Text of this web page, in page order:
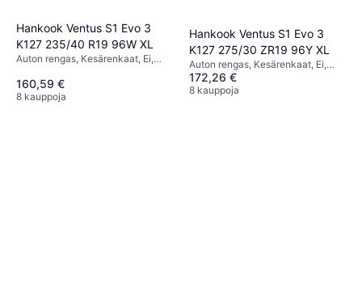
Hankook Ventus S1 Evo 3
K127 235/40 R19 96W XL
Auton rengas, Kesärenkaat, Ei,
160,59 €
8 kauppoja
Hankook Ventus S1 Evo 3
K127 275/30 ZR19 96Y XL
Auton rengas, Kesärenkaat, Ei,
Henkilöauto, Profiili 30 %,
Nopeusindeksi Y (300 km/h)
172,26 €
8 kauppoja